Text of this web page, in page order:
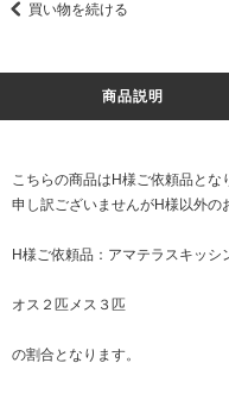
買い物を続ける
商品説明
こちらの商品はH様ご依頼品とな
申し訳ございませんがH様以外の
H様ご依頼品：アマテラスキッシ
オス２匹メス３匹
の割合となります。